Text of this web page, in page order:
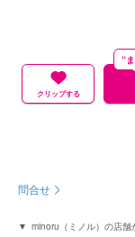
クリップする
“
問合せ
minoru（ミノル）の店